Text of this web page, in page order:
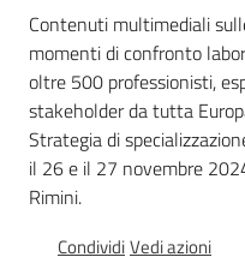
o
n
i
t
o
r
a
Contenuti multimediali
momenti di confronto
oltre 500 professionisti,
stakeholder da tutta
Strategia di
il 26 e il 27 novembre
Rimini.
CondividiVedi azioni